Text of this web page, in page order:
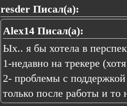
resder Писал(а):
Alex14 Писал(а):
Ых.. я бы хотела в
1-недавно на трекере
2- проблемы с
только после работы и то